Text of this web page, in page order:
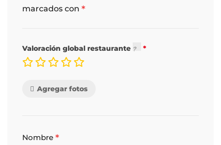
marcados con *
Valoración global restaurante
Agregar fotos
Nombre *